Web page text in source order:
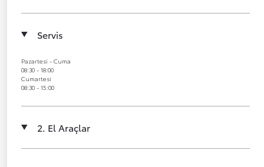
Servis
Pazartesi - Cuma
08:30 - 18:00
Cumartesi
08:30 - 15:00
2. El Araçlar